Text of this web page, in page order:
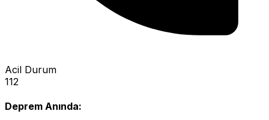
Acil Durum
112
Deprem Anında: